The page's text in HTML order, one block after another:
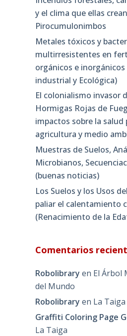
y el clima que ellas
Pirocumulonimbos
Metales tóxicos y
multirresistentes en
orgánicos e
industrial y Ecológica)
El colonialismo invasor
Hormigas Rojas de
impactos sobre la salud
agricultura y medio
Muestras de Suelos,
Microbianos,
(buenas noticias)
Los Suelos y los Usos
paliar el calentamiento
(Renacimiento de la
Comentarios
Robolibrary en El Árbol
del Mundo
Robolibrary en La Taiga
Graffiti Coloring Page
La Taiga